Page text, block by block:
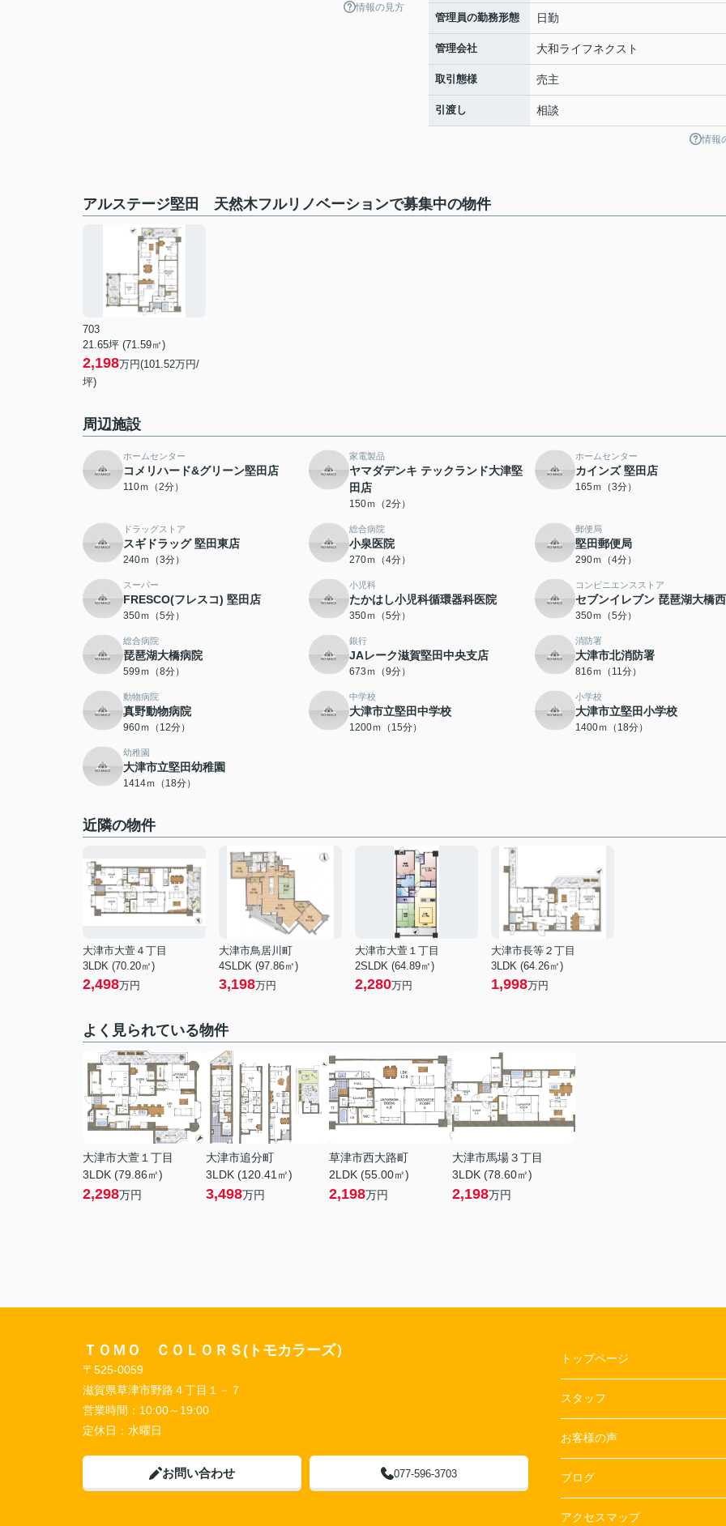
情報の見方
管理員の勤務形態 日勤
管理会社 大和ライフネクスト
取引態様 売主
引渡し 相談
情報
アルステージ堅田 天然木フルリノベーションで募集中の物件
703
21.65坪 (71.59㎡)
2,198万円(101.52万円/
坪)
周辺施設
ホームセンター
コメリハード&グリーン堅田店
110ｍ（2分）
家電製品
ヤマダデンキ テックランド大津堅
田店
150ｍ（2分）
ホームセンター
カインズ 堅田店
165ｍ（3分）
ドラッグストア
スギドラッグ 堅田東店
240ｍ（3分）
総合病院
小泉医院
270ｍ（4分）
郵便局
堅田郵便局
290ｍ（4分）
スーパー
FRESCO(フレスコ) 堅田店
350ｍ（5分）
小児科
たかはし小児科循環器科医院
350ｍ（5分）
コンビニエンスストア
セブンイレブン 琵琶湖大橋
350ｍ（5分）
総合病院
琵琶湖大橋病院
599ｍ（8分）
銀行
JAレーク滋賀堅田中央支店
673ｍ（9分）
消防署
大津市北消防署
816ｍ（11分）
動物病院
真野動物病院
960ｍ（12分）
中学校
大津市立堅田中学校
1200ｍ（15分）
小学校
大津市立堅田小学校
1400ｍ（18分）
幼稚園
大津市立堅田幼稚園
1414ｍ（18分）
近隣の物件
大津市大萱４丁目
3LDK (70.20㎡)
2,498万円
大津市鳥居川町
4SLDK (97.86㎡)
3,198万円
大津市大萱１丁目
2SLDK (64.89㎡)
2,280万円
大津市長等２丁目
3LDK (64.26㎡)
1,998万円
よく見られている物件
大津市大萱１丁目
3LDK (79.86㎡)
2,298万円
大津市追分町
3LDK (120.41㎡)
3,498万円
草津市西大路町
2LDK (55.00㎡)
2,198万円
大津市馬場３丁目
3LDK (78.60㎡)
2,198万円
ＴＯＭＯ ＣＯＬＯＲＳ(トモカラーズ）
〒525-0059
滋賀県草津市野路４丁目１－７
営業時間： 10:00～19:00
定休日： 水曜日
お問い合わせ 077-596-3703
トップページ
スタッフ
お客様の声
ブログ
アクセスマップ